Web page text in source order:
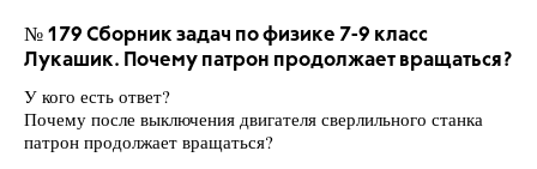
№ 179 Сборник задач по физике 7-9 класс
Лукашик. Почему патрон продолжает вращаться?
У кого есть ответ?
Почему после выключения двигателя сверлильного станка
патрон продолжает вращаться?